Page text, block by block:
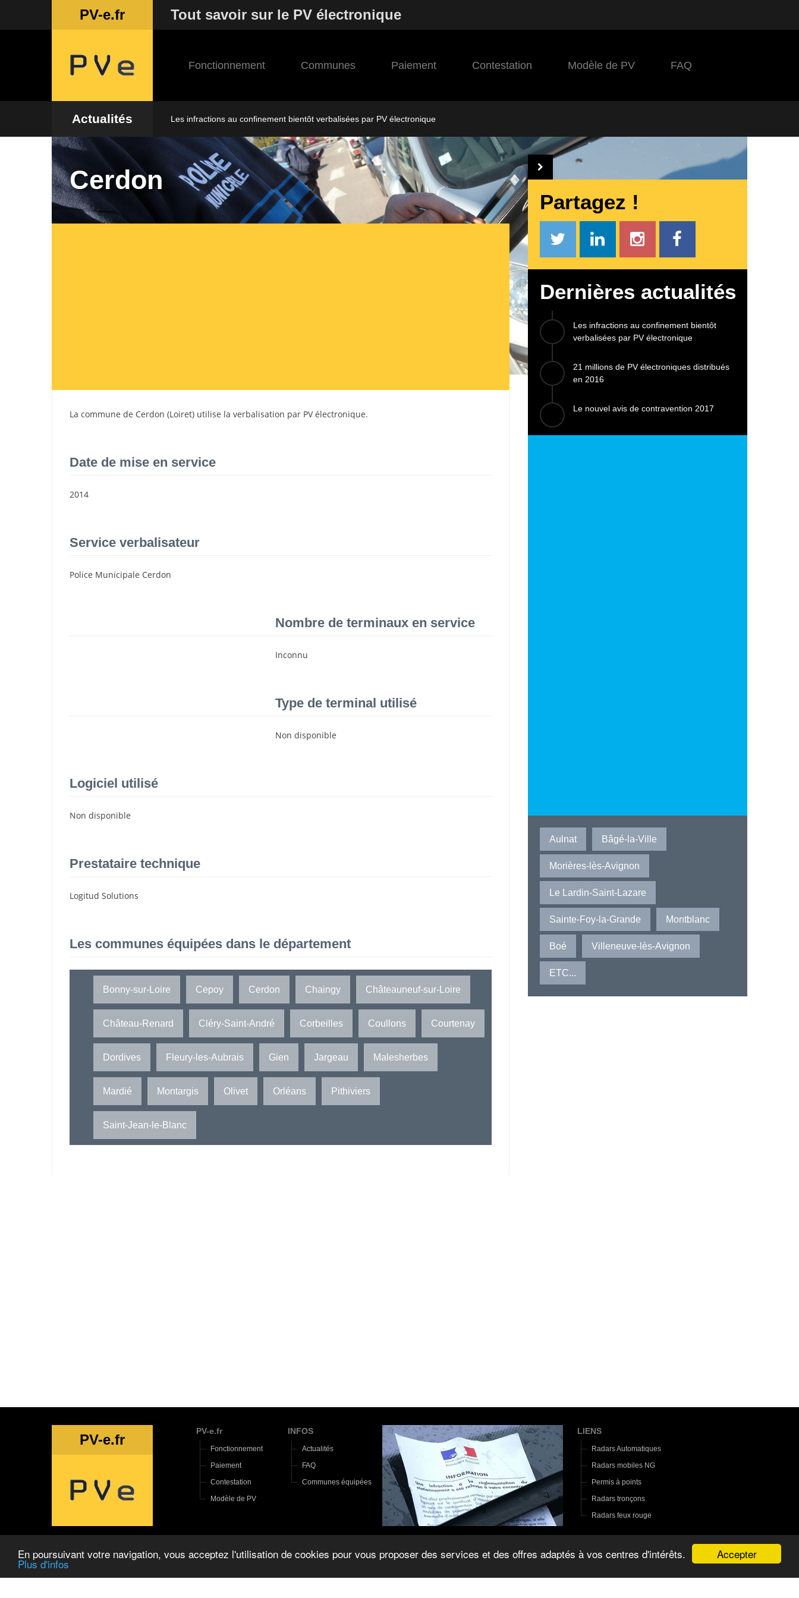
Accepter
En poursuivant votre navigation, vous acceptez l'utilisation de cookies pour vous proposer des services et des offres adaptés à vos centres d'intérêts.
Plus d'infos
PV-e.fr Tout savoir sur le PV électronique
Fonctionnement Communes Paiement Contestation Modèle de PV FAQ
Actualités Les infractions au confinement bientôt verbalisées par PV électronique
Cerdon
La commune de Cerdon (Loiret) utilise la verbalisation par PV électronique.
Date de mise en service
2014
Service verbalisateur
Police Municipale Cerdon
Nombre de terminaux en service
Inconnu
Type de terminal utilisé
Non disponible
Logiciel utilisé
Non disponible
Prestataire technique
Logitud Solutions
Les communes équipées dans le département
Bonny-sur-Loire Cepoy Cerdon Chaingy Châteauneuf-sur-Loire
Château-Renard Cléry-Saint-André Corbeilles Coullons Courtenay
Dordives Fleury-les-Aubrais Gien Jargeau Malesherbes
Mardié Montargis Olivet Orléans Pithiviers
Saint-Jean-le-Blanc
Partagez !
Dernières actualités
Les infractions au confinement bientôt
verbalisées par PV électronique
21 millions de PV électroniques distribués
en 2016
Le nouvel avis de contravention 2017
Aulnat Bâgé-la-Ville
Morières-lès-Avignon
Le Lardin-Saint-Lazare
Sainte-Foy-la-Grande Montblanc
Boé Villeneuve-lès-Avignon
ETC...
PV-e.fr
PV-e.fr
Fonctionnement
Paiement
Contestation
Modèle de PV
INFOS
Actualités
FAQ
Communes équipées
LIENS
Radars Automatiques
Radars mobiles NG
Permis à points
Radars tronçons
Radars feux rouge